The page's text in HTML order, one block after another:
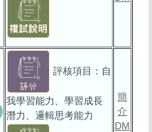
評核項目：自
我學習能力、學習成長
潛力、邏輯思考能力
簡
介
DM